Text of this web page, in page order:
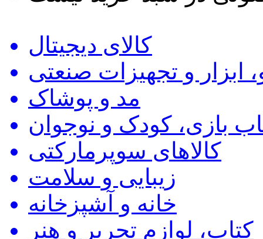
کالای دیجیتال
ابزار و تجهیزات صنعتی
مد و پوشاک
بازی، کودک و نوجوان
کالاهای سوپرمارکتی
زیبایی و سلامت
خانه و آشپزخانه
کتاب، لوازم تحریر و هنر